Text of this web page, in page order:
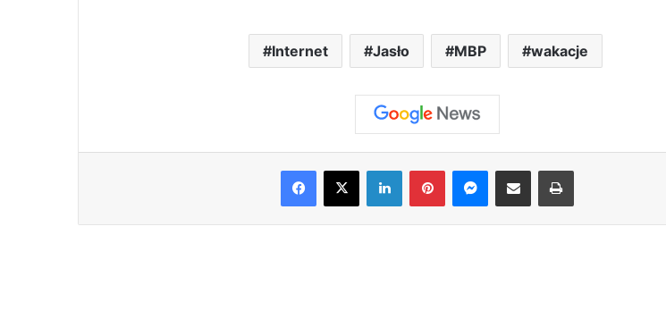
Internet Jasło MBP wakacje
Facebook
X LinkedInPinterestMessenger
Share via Email Print